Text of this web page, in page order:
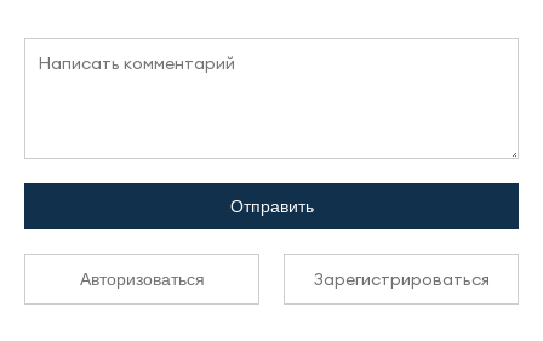
Отправить
Авторизоваться Зарегистрироваться